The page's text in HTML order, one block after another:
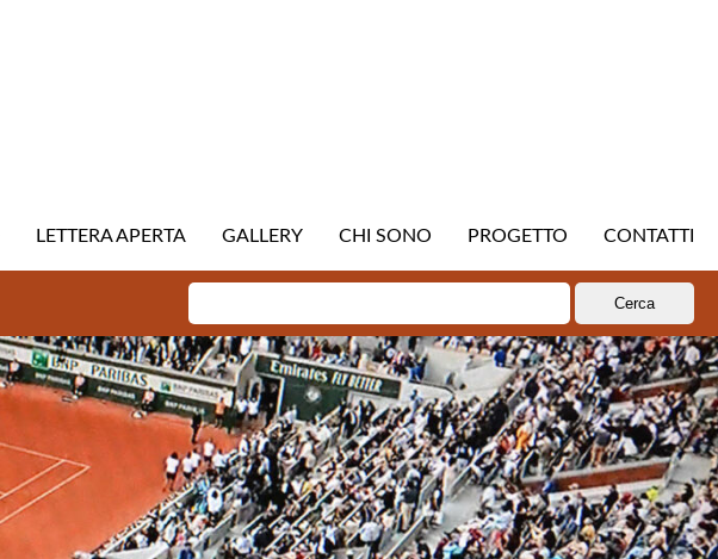
LETTERA APERTA GALLERY CHI SONO PROGETTO CONTATTI
per: